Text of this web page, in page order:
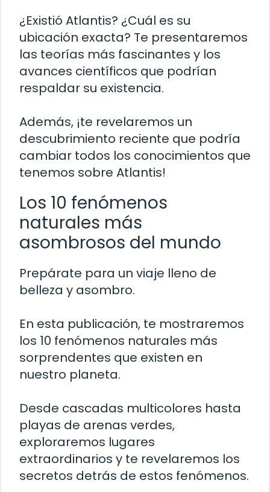
¿Existió Atlantis? ¿Cuál es su
ubicación exacta? Te presentaremos
las teorías más fascinantes y los
avances científicos que podrían
respaldar su existencia.
Además, ¡te revelaremos un
descubrimiento reciente que podría
cambiar todos los conocimientos que
tenemos sobre Atlantis!
Los 10 fenómenos
naturales más
asombrosos del mundo
Prepárate para un viaje lleno de
belleza y asombro.
En esta publicación, te mostraremos
los 10 fenómenos naturales más
sorprendentes que existen en
nuestro planeta.
Desde cascadas multicolores hasta
playas de arenas verdes,
exploraremos lugares
extraordinarios y te revelaremos los
secretos detrás de estos fenómenos.